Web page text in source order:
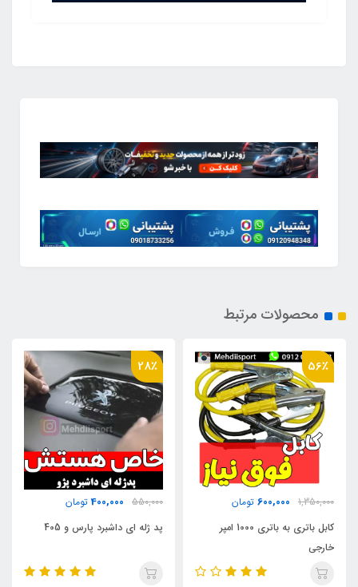
محصولات مرتبط
56٪
1,350,000
600,000 تومان
کابل باتری به باتری 1000 امپر
خارجی
28٪
550,000
400,000 تومان
پد ژله ای داشبرد پارس و 405